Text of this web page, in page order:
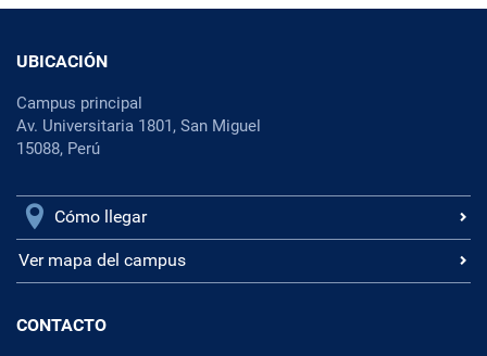
UBICACIÓN
Campus principal
Av. Universitaria 1801, San Miguel
15088, Perú
Cómo llegar
Ver mapa del campus
CONTACTO